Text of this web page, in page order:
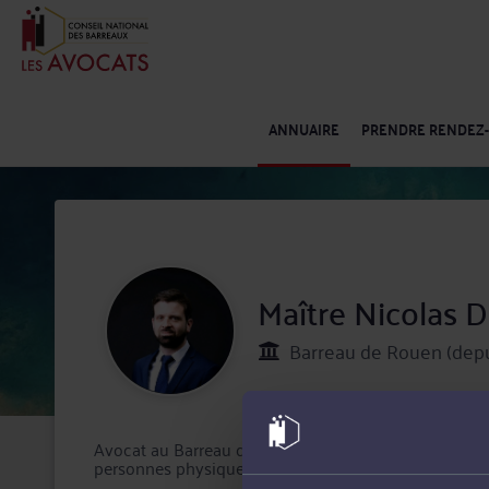
ANNUAIRE PRENDRE
Maître Nicolas
Barreau de Rouen
Avocat au Barreau de Rouen, Maître Nicolas
personnes physiques et morales.